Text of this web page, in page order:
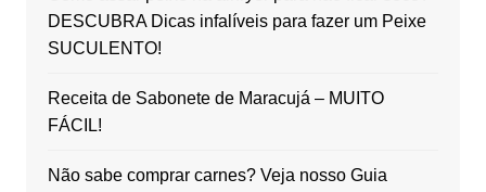
DESCUBRA Dicas infalíveis para fazer um Peixe
SUCULENTO!
Receita de Sabonete de Maracujá – MUITO
FÁCIL!
Não sabe comprar carnes? Veja nosso Guia